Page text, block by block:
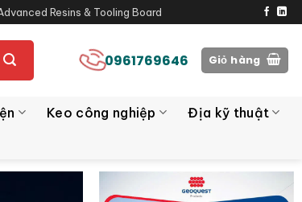
Resins & Tooling Board
0961769646 Giỏ hàng
Keo công nghiệp
Địa kỹ thuật